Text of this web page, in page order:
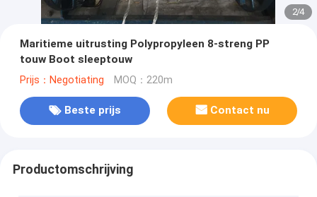
2/4
Maritieme uitrusting Polypropyleen 8-streng PP
touw Boot sleeptouw
Prijs：Negotiating MOQ：220m
Beste prijs Contact nu
Productomschrijving